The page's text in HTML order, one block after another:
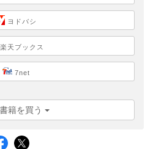
ヨドバシ
楽天ブックス
7net
籍を買う